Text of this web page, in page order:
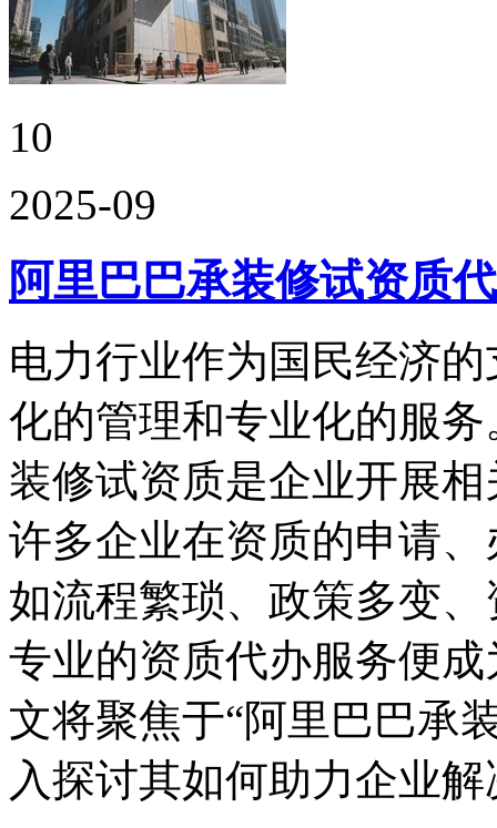
10
2025-09
阿里巴巴承装修试资质
电力行业作为国民经济
化的管理和专业化的服
装修试资质是企业开展
许多企业在资质的申请
如流程繁琐、政策多变
专业的资质代办服务便
文将聚焦于“阿里巴巴承
入探讨其如何助力企业